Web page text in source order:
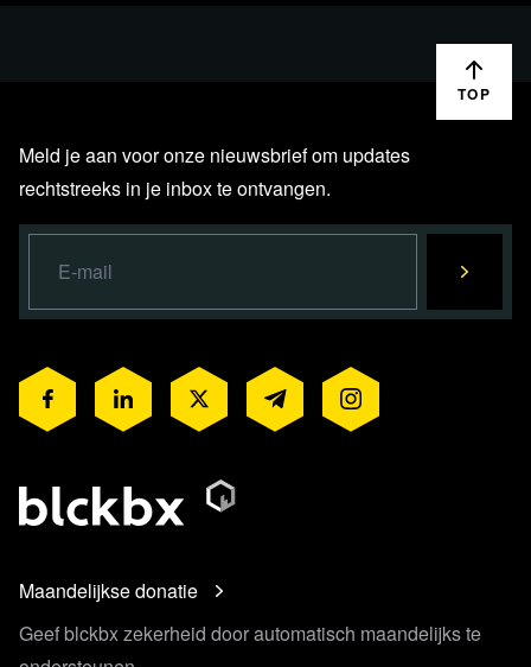
TOP
Meld je aan voor onze nieuwsbrief om updates
rechtstreeks in je inbox te ontvangen.
Maandelijkse donatie
Geef blckbx zekerheid door automatisch maandelijks te